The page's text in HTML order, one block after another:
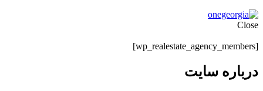
Close
[wp_realestate_agency_members]
درباره سایت